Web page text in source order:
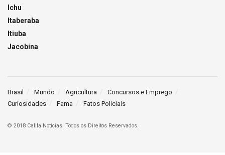
Ichu
Itaberaba
Itiuba
Jacobina
Brasil Mundo Agricultura
Concursos e Emprego
Curiosidades
Fama Fatos Policiais
© 2018 Calila Notícias. Todos os Direitos Reservados.